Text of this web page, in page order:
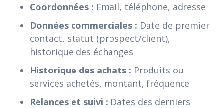
Coordonnées : Email, téléphone, adresse
Données commerciales : Date de premier
contact, statut (prospect/client),
historique des échanges
Historique des achats : Produits ou
services achetés, montant, fréquence
Relances et suivi : Dates des derniers